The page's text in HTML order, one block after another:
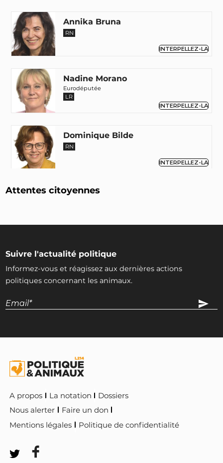
Annika Bruna
RN
INTERPELLEZ-LA
Nadine Morano
Eurodéputée
LR
INTERPELLEZ-LA
Dominique Bilde
RN
INTERPELLEZ-LA
François-Xavier Bellamy
France Jamet
Eurodéputée
RN
Thierry Mariani
Eurodéputé
Nicolas Bay
Eurodéputé
Attentes citoyennes
Suivre l'actualité politique
Informez-vous et réagissez aux dernières actions
politiques concernant les animaux.
A propos La notation
Dossiers
Nous alerter
Faire un don
Mentions légales
Politique de confidentialité